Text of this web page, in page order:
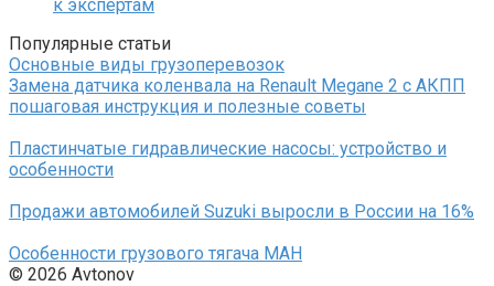
к экспертам
Популярные статьи
Основные виды грузоперевозок
Замена датчика коленвала на Renault Megane 2 с АКПП
пошаговая инструкция и полезные советы
Пластинчатые гидравлические насосы: устройство и
особенности
Продажи автомобилей Suzuki выросли в России на 16%
Особенности грузового тягача МАН
© 2026 Avtonov